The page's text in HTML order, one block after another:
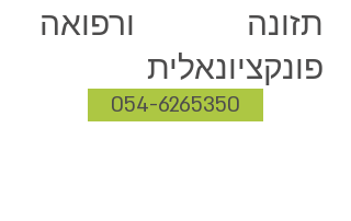
תזונה ורפואה
פונקציונאלית
054-6265350